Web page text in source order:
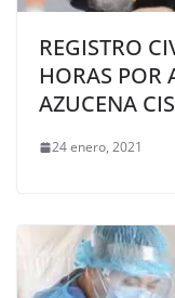
REGISTRO
HORAS POR
AZUCENA
24 enero, 2021